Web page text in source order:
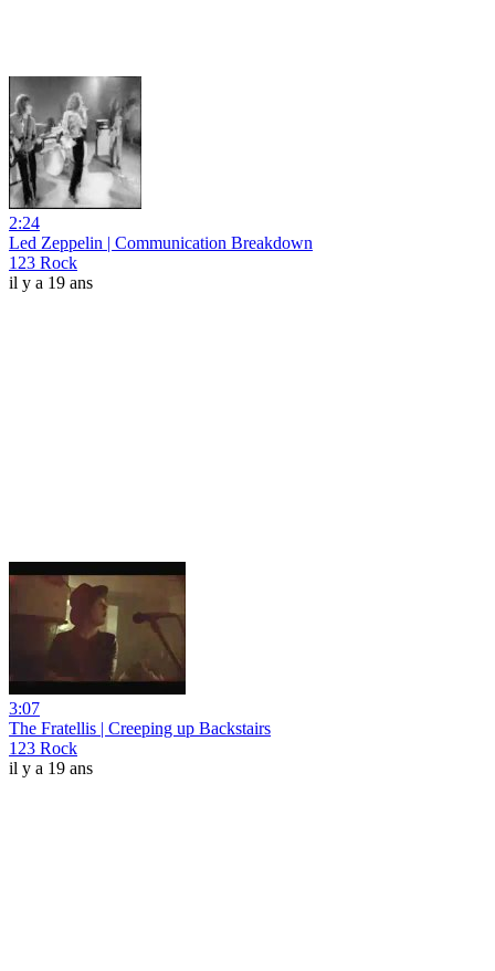
2:24
Led Zeppelin | Communication Breakdown
123 Rock
il y a 19 ans
3:07
The Fratellis | Creeping up Backstairs
123 Rock
il y a 19 ans